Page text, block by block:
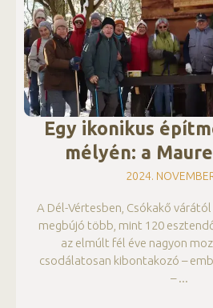
Egy ikonikus
mélyén: a
2024.
A Dél-Vértesben, Csókakő
megbújó több, mint 120
az elmúlt fél éve nagyon
csodálatosan kibontakozó –
–